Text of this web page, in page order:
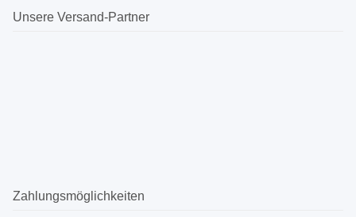
Unsere Versand-Partner
Zahlungsmöglichkeiten